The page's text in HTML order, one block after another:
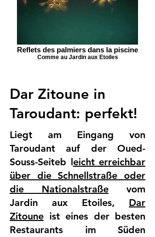
Reflets des palmiers dans la piscine
Comme au Jardin aux Etoiles
Dar Zitoune in
Taroudant: perfekt!
Liegt am Eingang von
Taroudant auf der Oued-
Souss-Seiteb leicht erreichbar
über die Schnellstraße oder
die Nationalstraße vom
Jardin aux Etoiles, Dar
Zitoune ist eines der besten
Restaurants im Süden